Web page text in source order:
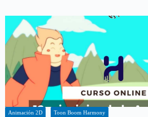
Animación 2D Toon Boom Harmony